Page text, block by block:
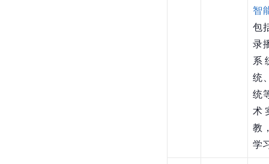
智
包
录
系
统
统
术
教
学